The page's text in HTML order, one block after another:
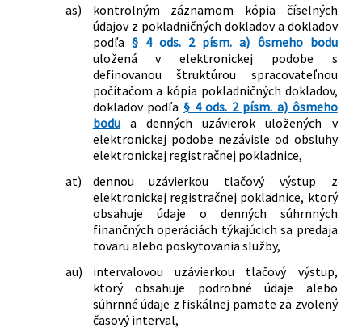
as)
kontrolným záznamom kópia číselných
údajov z pokladničných dokladov a dokladov
podľa § 4 ods. 2 písm. a) ôsmeho bodu
uložená v elektronickej podobe s
definovanou štruktúrou spracovateľnou
počítačom a kópia pokladničných dokladov,
dokladov podľa § 4 ods. 2 písm. a) ôsmeho
bodua denných uzávierok uložených v
elektronickej podobe nezávisle od obsluhy
elektronickej registračnej pokladnice,
at)
dennou uzávierkou tlačový výstup z
elektronickej registračnej pokladnice, ktorý
obsahuje údaje o denných súhrnných
finančných operáciách týkajúcich sa predaja
tovaru alebo poskytovania služby,
au)
intervalovou uzávierkou tlačový výstup,
ktorý obsahuje podrobné údaje alebo
súhrnné údaje z fiskálnej pamäte za zvolený
časový interval,